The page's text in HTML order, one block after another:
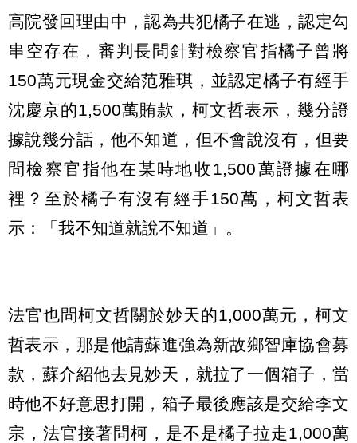
高院發回理由中，認為共犯橘子在逃，認定勾
串空存在，審判長問針對檢察官指橘子曾將
150萬元現金交給范雅琪，並認定橘子有經手
沈慶京的1,500萬賄款，柯文哲表示，幾分證
據說幾分話，他不知道，但不會說沒有，但要
問檢察官指他在某時地收1,500萬證據在哪
裡？至於橘子有沒有經手150萬，柯文哲表
示：「我不知道就說不知道」。
法官也問柯文哲關於妙天的1,000萬元，柯文
哲表示，那是他請蘇進強為新故鄉智庫協會募
款，蘇介紹他去見妙天，就拉了一個箱子，當
時他不好意思打開，箱子最後應該是交給李文
宗，法官接著問柯，是不是橘子拉走1,000萬